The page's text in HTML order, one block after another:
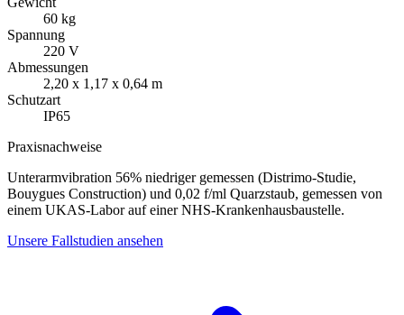
60 kg
Spannung
220 V
Abmessungen
2,20 x 1,17 x 0,64 m
Schutzart
IP65
Praxisnachweise
Unterarmvibration 56% niedriger gemessen (Distrimo-Studie,
Bouygues Construction) und 0,02 f/ml Quarzstaub, gemessen von
einem UKAS-Labor auf einer NHS-Krankenhausbaustelle.
Unsere Fallstudien ansehen